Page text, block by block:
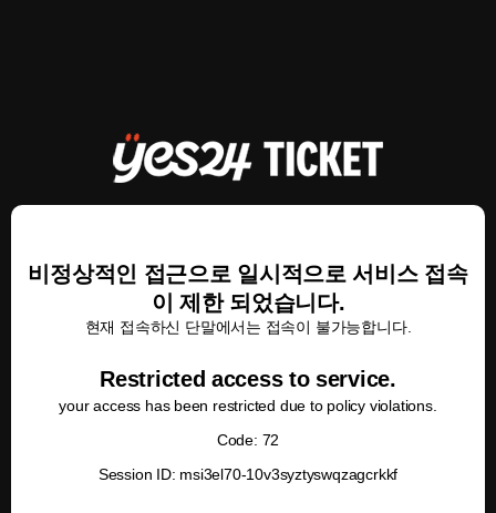
비정상적인 접근으로 일시적으로 서비스 접속
이 제한 되었습니다.
현재 접속하신 단말에서는 접속이 불가능합니다.
Restricted access to service.
your access has been restricted due to policy violations.
Code: 72
Session ID: msi3el70-10v3syztyswqzagcrkkf